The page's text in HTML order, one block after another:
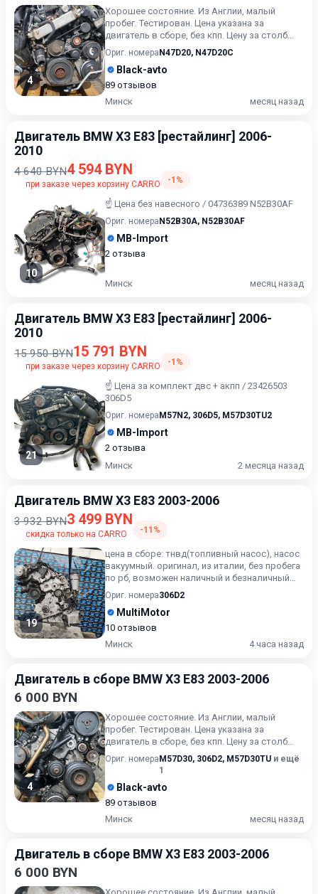
4
Хорошее состояние. Из Англии, малый
пробег. Тестирован. Цена указана за
двигатель в сборе, без кпп. Цену за столб
уточняйте.
Ориг. номера N47D20, N47D20C
Black-avto
89 отзывов
Минск
месяц назад
Двигатель BMW X3 E83 [рестайлинг] 2006-
2010
4 640 BYN4 594 BYN
при заказе через корзину CARRO -1%
10
☝️ Цена без навесного / 04736389 N52B30AF
Ориг. номера N52B30A, N52B30AF
MB-Import
2 отзыва
Минск месяц назад
Двигатель BMW X3 E83 [рестайлинг] 2006-
2010
15 950 BYN15 791 BYN
при заказе через корзину CARRO -1%
21
☝️ Цена за комплект двс + акпп / 23426503
306D5
Ориг. номера M57N2, 306D5, M57D30TU2
MB-Import
2 отзыва
Минск
2 месяца назад
Двигатель BMW X3 E83 2003-2006
3 932 BYN3 499 BYN
скидка только на CARRO -11%
19
цена в сборе: тнвд(топливный насос), насос
вакуумный. оригинал, из италии, без пробега
по рб, возможен наличный и безналичный
расчет Внимани...
Ориг. номера306D2
MultiMotor
10 отзывов
Минск
4 часа назад
Двигатель в сборе BMW X3 E83 2003-2006
6 000 BYN
4
Хорошее состояние. Из Англии, малый
пробег. Тестирован. Цена указана за
двигатель в сборе, без кпп. Цену за столб
уточняйте.
Ориг. номера M57D30, 306D2, M57D30TU и ещё
1
Black-avto
89 отзывов
Минск
месяц назад
Двигатель в сборе BMW X3 E83 2003-2006
6 000 BYN